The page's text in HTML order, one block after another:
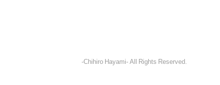
-Chihiro Hayami- All Rights Reserved.